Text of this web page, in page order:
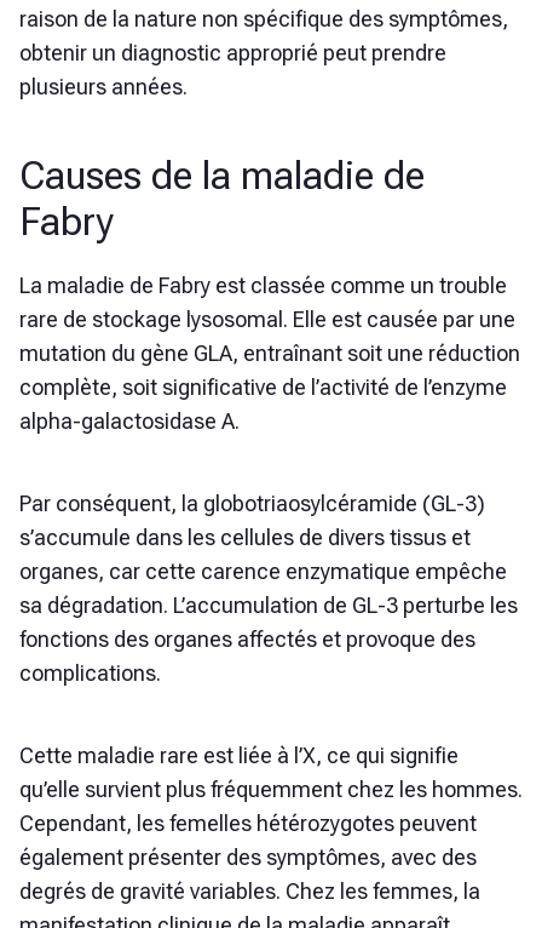
raison de la nature non spécifique des symptômes,
obtenir un diagnostic approprié peut prendre
plusieurs années.
Causes de la maladie de
Fabry
La maladie de Fabry est classée comme un trouble
rare de stockage lysosomal. Elle est causée par une
mutation du gène GLA, entraînant soit une réduction
complète, soit significative de l’activité de l’enzyme
alpha-galactosidase A.
Par conséquent, la globotriaosylcéramide (GL-3)
s’accumule dans les cellules de divers tissus et
organes, car cette carence enzymatique empêche
sa dégradation. L’accumulation de GL-3 perturbe les
fonctions des organes affectés et provoque des
complications.
Cette maladie rare est liée à l’X, ce qui signifie
qu’elle survient plus fréquemment chez les hommes.
Cependant, les femelles hétérozygotes peuvent
également présenter des symptômes, avec des
degrés de gravité variables. Chez les femmes, la